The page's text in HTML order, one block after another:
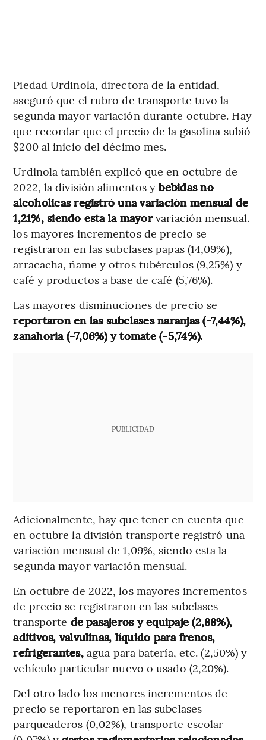
Piedad Urdinola, directora de la entidad,
aseguró que el rubro de transporte tuvo la
segunda mayor variación durante octubre. Hay
que recordar que el precio de la gasolina subió
$200 al inicio del décimo mes.
Urdinola también explicó que en octubre de
2022, la división alimentos ybebidas no
alcohólicas registró una variación mensual de
1,21%, siendo esta la mayorvariación mensual.
los mayores incrementos de precio se
registraron en las subclases papas (14,09%),
arracacha, ñame y otros tubérculos (9,25%) y
café y productos a base de café (5,76%).
Las mayores disminuciones de precio se
reportaron en las subclases naranjas (-7,44%),
zanahoria (-7,06%) y tomate (-5,74%).
PUBLICIDAD
Adicionalmente, hay que tener en cuenta que
en octubre la división transporte registró una
variación mensual de 1,09%, siendo esta la
segunda mayor variación mensual.
En octubre de 2022, los mayores incrementos
de precio se registraron en las subclases
transporte de pasajeros y equipaje (2,88%),
aditivos, valvulinas, líquido para frenos,
refrigerantes, agua para batería, etc. (2,50%) y
vehículo particular nuevo o usado (2,20%).
Del otro lado los menores incrementos de
precio se reportaron en las subclases
parqueaderos (0,02%), transporte escolar